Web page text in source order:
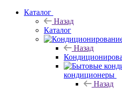
Каталог
Назад
Каталог
Назад
кондиционеры
Назад